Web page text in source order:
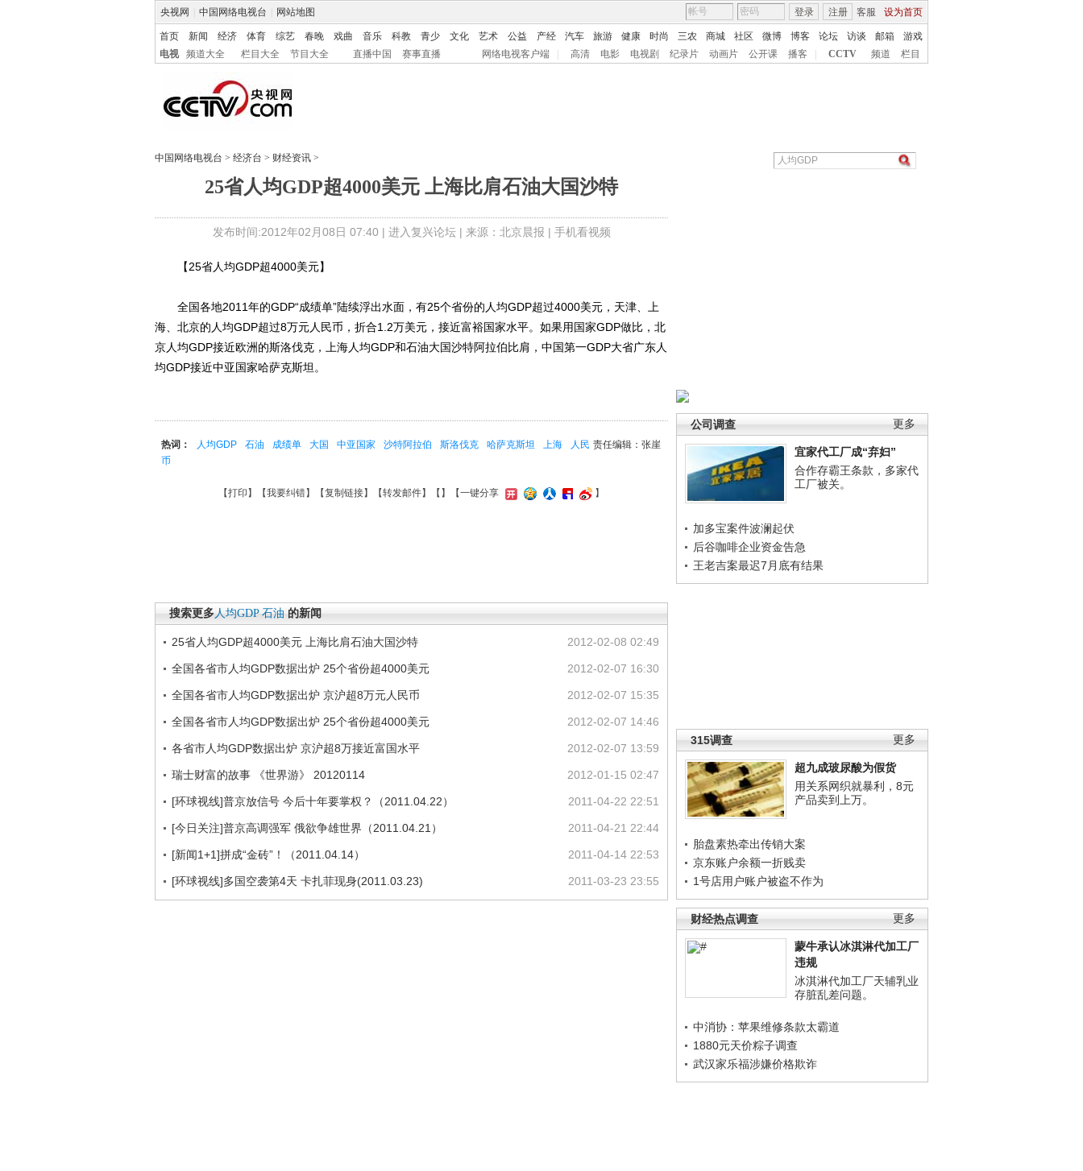
央视网 中国网络电视台 网站地图 客服 设为首页
登录 注册
首页 新闻 经济 体育 综艺 春晚 戏曲 音乐 科教 青少 文化 艺术 公益 产经 汽车 旅游 健康 时尚 三农 商城 社区 微博 博客 论坛 访谈 邮箱
游戏
电视
频道大全 栏目大全 节目大全 直播中国 赛事直播 网络电视客户端 高清 电影 电视剧 纪录片 动画片 公开课 播客 CCTV 频道 栏目
中国网络电视台 > 经济台 > 财经资讯 >
25省人均GDP超4000美元 上海比肩石油大国沙特
发布时间:2012年02月08日 07:40 | 进入复兴论坛| 来源：北京晨报 | 手机看视频
更多
公司调查
宜家代工厂成“弃妇”
合作存霸王条款，多家代
工厂被关。
加多宝案件波澜起伏
后谷咖啡企业资金告急
王老吉案最迟7月底有结果
更多
315调查
超九成玻尿酸为假货
用关系网织就暴利，8元
产品卖到上万。
胎盘素热牵出传销大案
京东账户余额一折贱卖
1号店用户账户被盗不作为
更多
财经热点调查
蒙牛承认冰淇淋代加工厂
违规
冰淇淋代加工厂天辅乳业
存脏乱差问题。
中消协：苹果维修条款太霸道
1880元天价粽子调查
武汉家乐福涉嫌价格欺诈
【25省人均GDP超4000美元】
全国各地2011年的GDP“成绩单”陆续浮出水面，有25个省份的人均GDP超过4000美元，天津、上
海、北京的人均GDP超过8万元人民币，折合1.2万美元，接近富裕国家水平。如果用国家GDP做比，北
京人均GDP接近欧洲的斯洛伐克，上海人均GDP和石油大国沙特阿拉伯比肩，中国第一GDP大省广东人
均GDP接近中亚国家哈萨克斯坦。
责任编辑：张崖
热词： 人均GDP 石油 成绩单 大国 中亚国家 沙特阿拉伯 斯洛伐克 哈萨克斯坦 上海
人民
币
【打印 】【我要纠错】【复制链接】【转发邮件】【 】 【一键分享 】
搜索更多人均GDP 石油 的新闻
2012-02-08 02:49
25省人均GDP超4000美元 上海比肩石油大国沙特
2012-02-07 16:30
全国各省市人均GDP数据出炉 25个省份超4000美元
2012-02-07 15:35
全国各省市人均GDP数据出炉 京沪超8万元人民币
2012-02-07 14:46
全国各省市人均GDP数据出炉 25个省份超4000美元
2012-02-07 13:59
各省市人均GDP数据出炉 京沪超8万接近富国水平
2012-01-15 02:47
瑞士财富的故事 《世界游》 20120114
2011-04-22 22:51
[环球视线]普京放信号 今后十年要掌权？（2011.04.22）
2011-04-21 22:44
[今日关注]普京高调强军 俄欲争雄世界（2011.04.21）
2011-04-14 22:53
[新闻1+1]拼成“金砖”！（2011.04.14）
2011-03-23 23:55
[环球视线]多国空袭第4天 卡扎菲现身(2011.03.23)